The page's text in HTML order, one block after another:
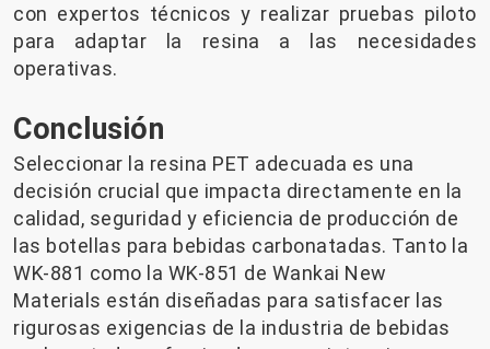
con expertos técnicos y realizar pruebas piloto
para adaptar la resina a las necesidades
operativas.
Conclusión
Seleccionar la resina PET adecuada es una
decisión crucial que impacta directamente en la
calidad, seguridad y eficiencia de producción de
las botellas para bebidas carbonatadas. Tanto la
WK-881 como la WK-851 de Wankai New
Materials están diseñadas para satisfacer las
rigurosas exigencias de la industria de bebidas